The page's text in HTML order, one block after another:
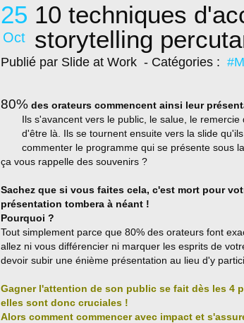
25
Oct
10 techniques
storytelling
Publié par Slide at Work - Catégories :
80% des orateurs commencent ainsi leur
Ils s'avancent vers le public, le salue, le
d'être là. Ils se tournent ensuite vers la slide
commenter le programme qui se présente sous
ça vous rappelle des souvenirs ?
Sachez que si vous faites cela, c'est mort pour
présentation tombera à néant !
Pourquoi ?
Tout simplement parce que 80% des orateurs font
allez ni vous différencier ni marquer les esprits de
devoir subir une énième présentation au lieu d'y
Gagner l'attention de son public se fait dès les 4
elles sont donc cruciales !
Alors comment commencer avec impact et